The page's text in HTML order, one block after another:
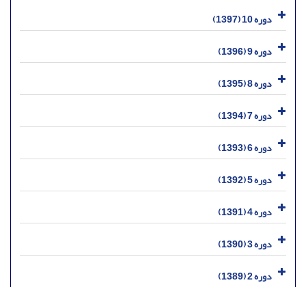
دوره 10 (1397)
دوره 9 (1396)
دوره 8 (1395)
دوره 7 (1394)
دوره 6 (1393)
دوره 5 (1392)
دوره 4 (1391)
دوره 3 (1390)
دوره 2 (1389)